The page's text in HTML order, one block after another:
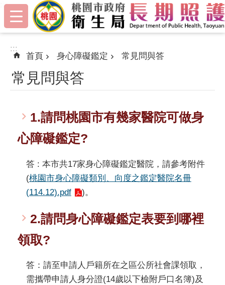
跳到主要內容區塊
:::
:::
首頁 身心障礙鑑定 常見問與答
常見問與答
1.請問桃園市有幾家醫院可做身
心障礙鑑定?
答 : 本市共17家身心障礙鑑定醫院，請參考附件
(桃園市身心障礙類別、向度之鑑定醫院名冊
(114.12).pdf
)。
2.請問身心障礙鑑定表要到哪裡
領取?
答：請至申請人戶籍所在之區公所社會課領取，
需攜帶申請人身分證(14歲以下檢附戶口名簿)及